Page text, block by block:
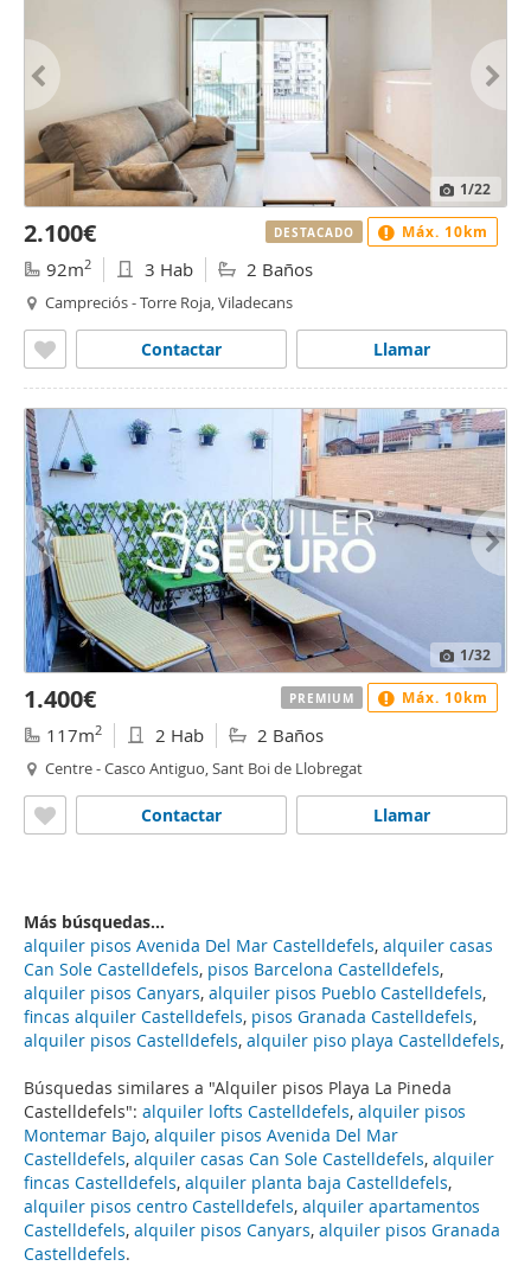
Búsquedas similares a "Alquiler pisos Playa La Pineda
Castelldefels": alquiler lofts Castelldefels, alquiler pisos
Montemar Bajo, alquiler pisos Avenida Del Mar
Castelldefels, alquiler casas Can Sole Castelldefels, alquiler
fincas Castelldefels, alquiler planta baja Castelldefels,
alquiler pisos centro Castelldefels, alquiler apartamentos
Castelldefels, alquiler pisos Canyars, alquiler pisos Granada
Castelldefels.
1/22
2.100€
92m2 3 Hab 2 Baños
Campreciós - Torre Roja, Viladecans
Llamar
Contactar
DESTACADO Máx. 10km
1/32
1.400€
117m2 2 Hab 2 Baños
Centre - Casco Antiguo, Sant Boi de Llobregat
Llamar
Contactar
PREMIUM Máx. 10km
Más búsquedas...
alquiler pisos Avenida Del Mar Castelldefels, alquiler casas
Can Sole Castelldefels, pisos Barcelona Castelldefels,
alquiler pisos Canyars, alquiler pisos Pueblo Castelldefels,
fincas alquiler Castelldefels, pisos Granada Castelldefels,
alquiler pisos Castelldefels, alquiler piso playa Castelldefels,